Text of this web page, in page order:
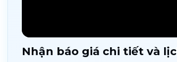
Nhận báo giá chi tiết và